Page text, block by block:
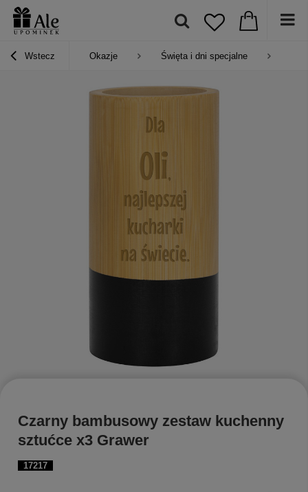
Wstecz Okazje Święta i dni specjalne
17217
Czarny bambusowy zestaw kuchenny
sztućce x3 Grawer